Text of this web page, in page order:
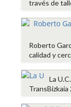
través de
Roberto
calidad y
La
TransBizkaia